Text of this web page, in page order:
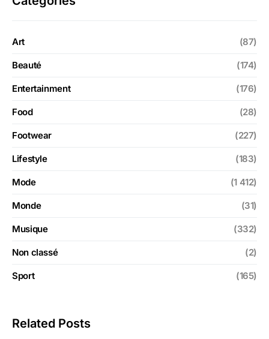
Art (87)
Beauté (174)
Entertainment (176)
Food (28)
Footwear (227)
Lifestyle (183)
Mode (1 412)
Monde (31)
Musique (332)
Non classé (2)
Sport (165)
Related Posts